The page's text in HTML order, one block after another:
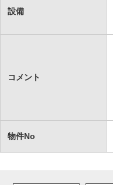
設備
コメント
物件No